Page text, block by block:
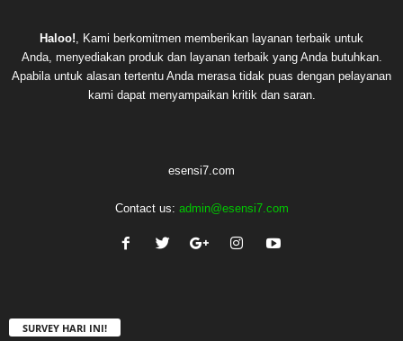
Haloo!, Kami berkomitmen memberikan layanan terbaik untuk
Anda, menyediakan produk dan layanan terbaik yang Anda butuhkan.
Apabila untuk alasan tertentu Anda merasa tidak puas dengan pelayanan
kami dapat menyampaikan kritik dan saran.
esensi7.com
Contact us: admin@esensi7.com
SURVEY HARI INI!